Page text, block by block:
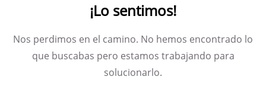
¡Lo sentimos!
Nos perdimos en el camino. No hemos encontrado lo
que buscabas pero estamos trabajando para
solucionarlo.